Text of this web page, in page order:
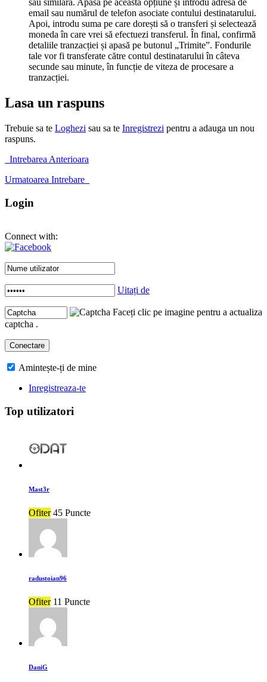
sau similară. Apasă pe această opțiune și introdu adresa de
email sau numărul de telefon asociate contului destinatarului.
Apoi, introdu suma pe care dorești să o transferi și selectează
moneda în care vrei să efectuezi transferul. În final, confirmă
detaliile tranzacției și apasă pe butonul „Trimite”. Fondurile
tale vor fi transferate către contul destinatarului în câteva
secunde sau minute, în funcție de viteza de procesare a
tranzacției.
Lasa un raspuns
Trebuie sa te Loghezi sau sa te Inregistrezi pentru a adauga un nou
raspuns.
Intrebarea Anterioara
Urmatoarea Intrebare
Login
Connect with:
Uitați de
Faceți clic pe imagine pentru a actualiza
captcha .
Amintește-ți de mine
Inregistreaza-te
Top utilizatori
Mast3r
Ofiter 45 Puncte
radustoian96
Ofiter 11 Puncte
DaniG